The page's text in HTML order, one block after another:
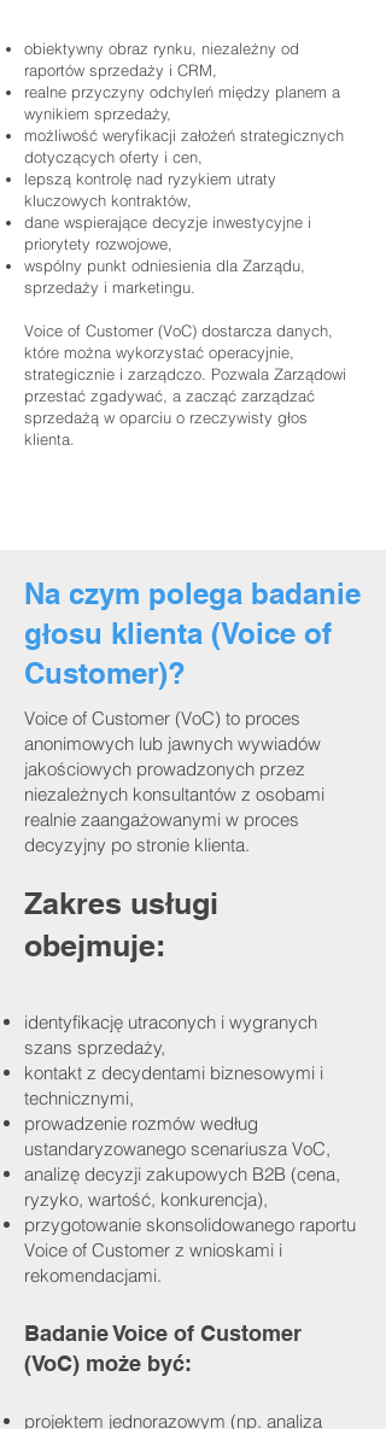
obiektywny obraz rynku, niezależny od
raportów sprzedaży i CRM,
realne przyczyny odchyleń między planem a
wynikiem sprzedaży,
możliwość weryfikacji założeń strategicznych
dotyczących oferty i cen,
lepszą kontrolę nad ryzykiem utraty
kluczowych kontraktów,
dane wspierające decyzje inwestycyjne i
priorytety rozwojowe,
wspólny punkt odniesienia dla Zarządu,
sprzedaży i marketingu.
Voice of Customer (VoC) dostarcza danych,
które można wykorzystać operacyjnie,
strategicznie i zarządczo. Pozwala Zarządowi
przestać zgadywać, a zacząć zarządzać
sprzedażą w oparciu o rzeczywisty głos
klienta.
Na czym polega badanie
głosu klienta (Voice of
Customer)?
Voice of Customer (VoC) to proces
anonimowych lub jawnych wywiadów
jakościowych prowadzonych przez
niezależnych konsultantów z osobami
realnie zaangażowanymi w proces
decyzyjny po stronie klienta.
Zakres usługi
obejmuje:
identyfikację utraconych i wygranych
szans sprzedaży,
kontakt z decydentami biznesowymi i
technicznymi,
prowadzenie rozmów według
ustandaryzowanego scenariusza VoC,
analizę decyzji zakupowych B2B (cena,
ryzyko, wartość, konkurencja),
przygotowanie skonsolidowanego raportu
Voice of Customer z wnioskami i
rekomendacjami.
Badanie Voice of Customer
(VoC) może być:
projektem jednorazowym (np. analiza